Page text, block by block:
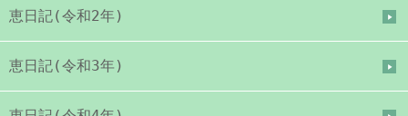
恵日記(令和2年)
恵日記(令和3年)